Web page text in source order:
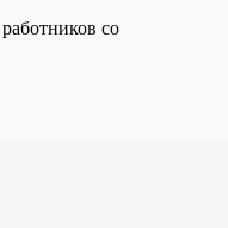
со